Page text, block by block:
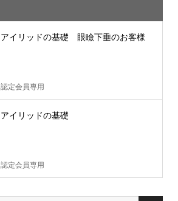
アイリッドの基礎 眼瞼下垂のお客様
認定会員専用
アイリッドの基礎
認定会員専用